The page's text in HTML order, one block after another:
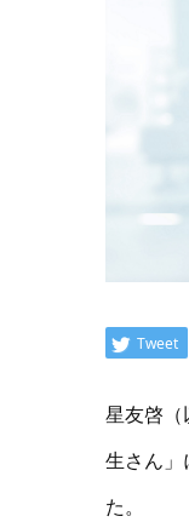
Tweet
星友啓（
生さん」
た。